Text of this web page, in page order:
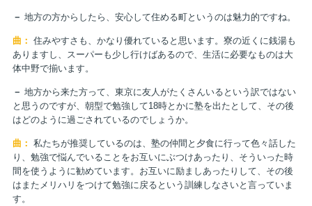
－ 地方の方からしたら、安心して住める町というのは魅力的ですね。
曲： 住みやすさも、かなり優れていると思います。寮の近くに銭湯も
ありますし、スーパーも少し行けばあるので、生活に必要なものは大
体中野で揃います。
－ 地方から来た方って、東京に友人がたくさんいるという訳ではない
と思うのですが、朝型で勉強して18時とかに塾を出たとして、その後
はどのように過ごされているのでしょうか。
曲： 私たちが推奨しているのは、塾の仲間と夕食に行って色々話した
り、勉強で悩んでいることをお互いにぶつけあったり、そういった時
間を使うように勧めています。お互いに励ましあったりして、その後
はまたメリハリをつけて勉強に戻るという訓練しなさいと言っていま
す。